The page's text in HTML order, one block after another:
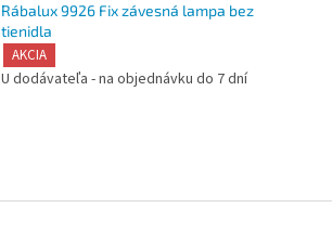
Rábalux 9926 Fix závesná lampa bez
tienidla
AKCIA
U dodávateľa - na objednávku do 7 dní